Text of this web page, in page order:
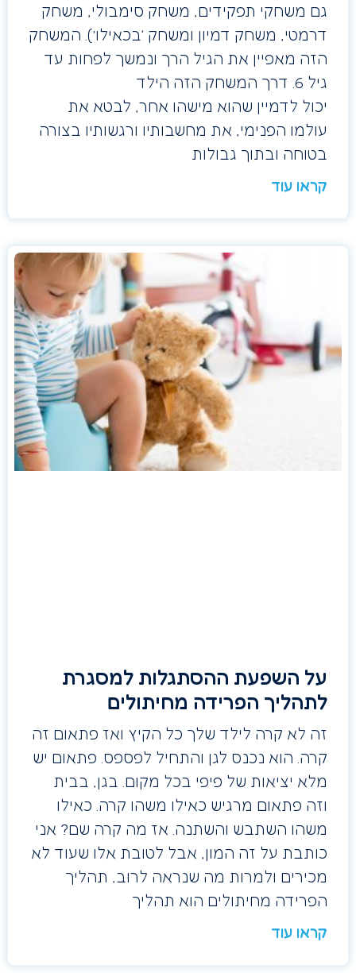
גם משחקי תפקידים, משחק סימבולי, משחק
דרמטי, משחק דמיון ומשחק ‘בכאילו’). המשחק
הזה מאפיין את הגיל הרך ונמשך לפחות עד
גיל 6. דרך המשחק הזה הילד
יכול לדמיין שהוא מישהו אחר, לבטא את
עולמו הפנימי, את מחשבותיו ורגשותיו בצורה
בטוחה ובתוך גבולות
קראו עוד
על השפעת ההסתגלות למסגרת
לתהליך הפרידה מחיתולים
זה לא קרה לילד שלך כל הקיץ ואז פתאום זה
קרה. הוא נכנס לגן והתחיל לפספס. פתאום יש
מלא יציאות של פיפי בכל מקום. בגן, בבית
וזה פתאום מרגיש כאילו משהו קרה. כאילו
משהו השתבש והשתנה. אז מה קרה שם? אני
כותבת על זה המון, אבל לטובת אלו שעוד לא
מכירים ולמרות מה שנראה לרוב, תהליך
הפרידה מחיתולים הוא תהליך
קראו עוד